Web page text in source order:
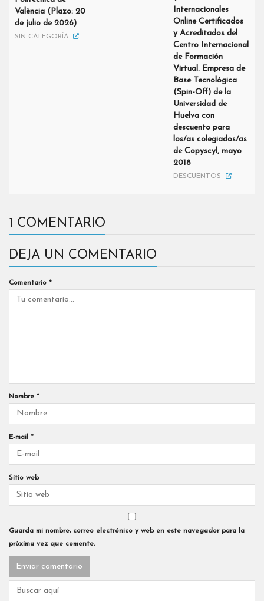
València (Plazo: 20
de julio de 2026)
SIN CATEGORÍA
Internacionales
Online Certificados
y Acreditados del
Centro Internacional
de Formación
Virtual. Empresa de
Base Tecnológica
(Spin-Off) de la
Universidad de
Huelva con
descuento para
los/as colegiados/as
de Copyscyl, mayo
2018
DESCUENTOS
1 COMENTARIO
DEJA UN COMENTARIO
Comentario *
Nombre *
E-mail *
Sitio web
Guarda mi nombre, correo electrónico y web en este navegador para la
próxima vez que comente.